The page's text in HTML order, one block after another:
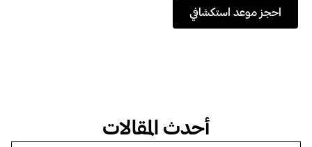
احجز موعد استكشافي
أحدث المقالات